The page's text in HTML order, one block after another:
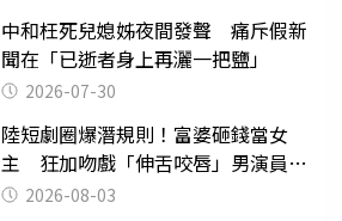
中和枉死兒媳姊夜間發聲 痛斥假新
聞在「已逝者身上再灑一把鹽」
2026-07-30
陸短劇圈爆潛規則！富婆砸錢當女
主 狂加吻戲「伸舌咬唇」男演員崩
潰 2026-08-03